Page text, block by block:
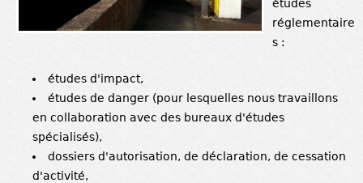
études
réglementaire
s :
études d'impact,
études de danger (pour lesquelles nous travaillons
en collaboration avec des bureaux d'études
spécialisés),
dossiers d'autorisation, de déclaration, de cessation
d'activité,